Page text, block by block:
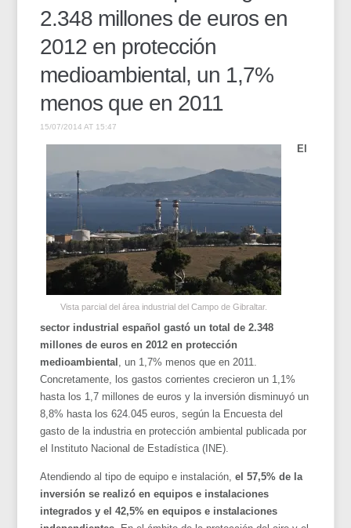
2.348 millones de euros en
2012 en protección
medioambiental, un 1,7%
menos que en 2011
15/07/2014 AT 15:47
Vista parcial del área industrial del Campo de Gibraltar.
El
sector industrial español gastó un total de 2.348
millones de euros en 2012 en protección
medioambiental , un 1,7% menos que en 2011.
Concretamente, los gastos corrientes crecieron un 1,1%
hasta los 1,7 millones de euros y la inversión disminuyó un
8,8% hasta los 624.045 euros, según la Encuesta del
gasto de la industria en protección ambiental publicada por
el Instituto Nacional de Estadística (INE).
Atendiendo al tipo de equipo e instalación,el 57,5% de la
inversión se realizó en equipos e instalaciones
integrados y el 42,5% en equipos e instalaciones